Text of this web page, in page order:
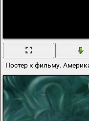
Постер к фильму.